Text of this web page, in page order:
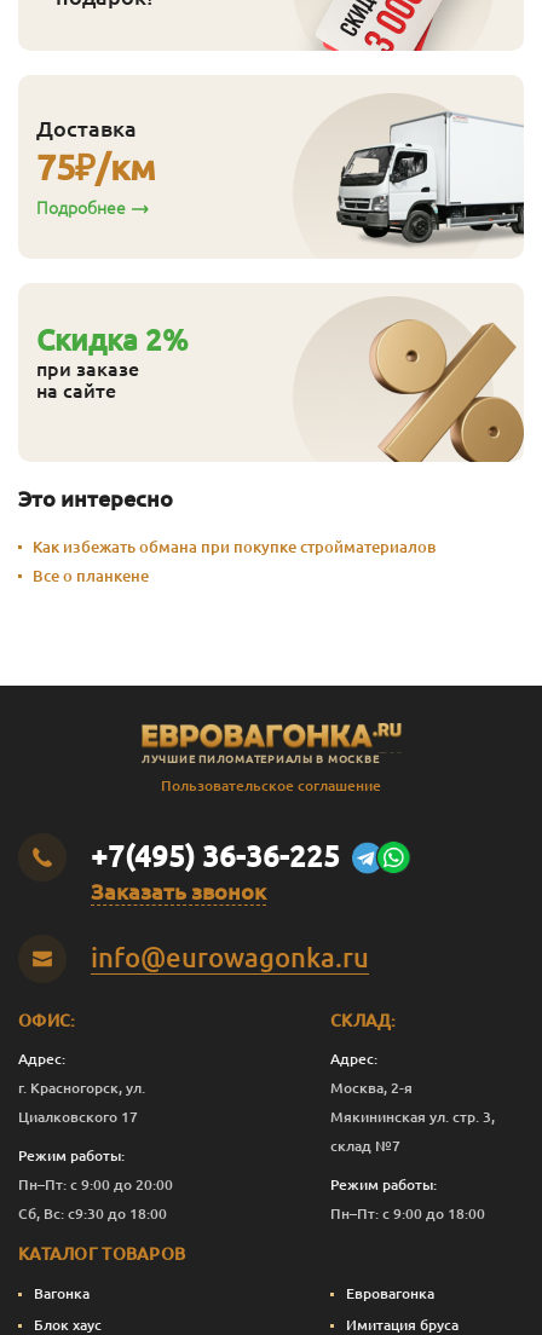
Доставка
75₽/км
Подробнее
Cкидка 2%
при заказе
на сайте
Это интересно
Как избежать обмана при покупке стройматериалов
Все о планкене
ЛУЧШИЕ ПИЛОМАТЕРИАЛЫ В МОСКВЕ
Пользовательское соглашение
+7(495) 36-36-225
Заказать звонок
info@eurowagonka.ru
ОФИС:
Адрес:
г. Красногорск, ул.
Циалковского 17
Режим работы:
Пн–Пт: с 9:00 до 20:00
Сб, Вс: с9:30 до 18:00
СКЛАД:
Адрес:
Москва, 2-я
Мякининская ул. стр. 3,
склад №7
Режим работы:
Пн–Пт: с 9:00 до 18:00
КАТАЛОГ ТОВАРОВ
Вагонка
Евровагонка
Блок хаус
Имитация бруса